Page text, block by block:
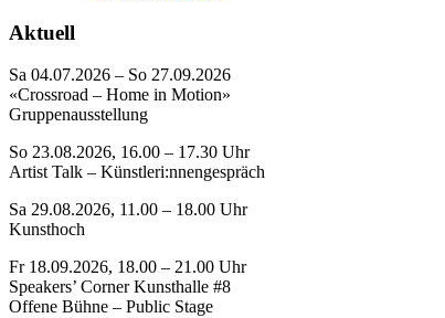
Aktuell
Sa 04.07.2026 – So 27.09.2026
«Crossroad – Home in Motion»
Gruppenausstellung
So 23.08.2026, 16.00 – 17.30 Uhr
Artist Talk – Künstleri:nnengespräch
Sa 29.08.2026, 11.00 – 18.00 Uhr
Kunsthoch
Fr 18.09.2026, 18.00 – 21.00 Uhr
Speakers’ Corner Kunsthalle #8
Offene Bühne – Public Stage